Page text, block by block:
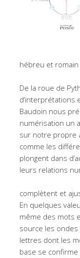
hébreu et
De la roue de
d’interprétations
Baudoin nous
numérisation un
sur notre propre
comme les
plongent dans
leurs relations
complètent et
En quelques
même des mots
source les
lettres dont les
base se confirme